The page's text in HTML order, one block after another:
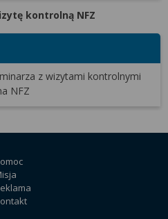
kontrolną NFZ
z wizytami kontrolnymi
NFZ
wykorzystywania
naszym serwisie
Serwisu.